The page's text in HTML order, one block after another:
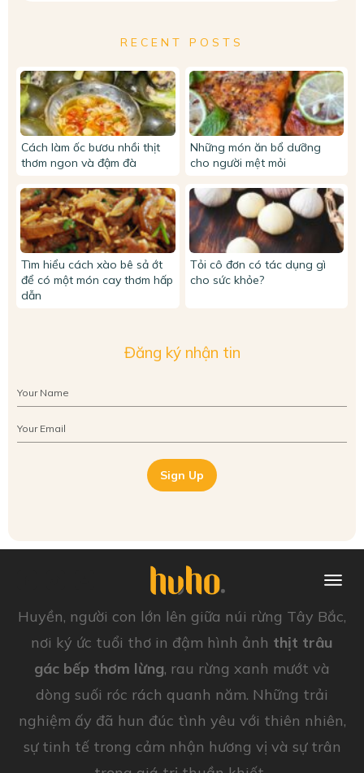
RECENT POSTS
Cách làm ốc bươu nhồi thịt
thơm ngon và đậm đà
Những món ăn bổ dưỡng
cho người mệt mỏi
Tìm hiểu cách xào bê sả ớt
để có một món cay thơm hấp
dẫn
Tỏi cô đơn có tác dụng gì
cho sức khỏe?
Đăng ký nhận tin
Sign Up
Huyền, người con lớn lên giữa núi rừng Tây Bắc,
nơi ký ức tuổi thơ in đậm hình ảnh thịt trâu
gác bếp thơm lừng, rau rừng xanh mướt và
dòng suối róc rách quanh năm. Những trải
nghiệm ấy đã hun đúc tình yêu với thiên nhiên,
sự tinh tế trong cảm nhận hương vị và sự trân